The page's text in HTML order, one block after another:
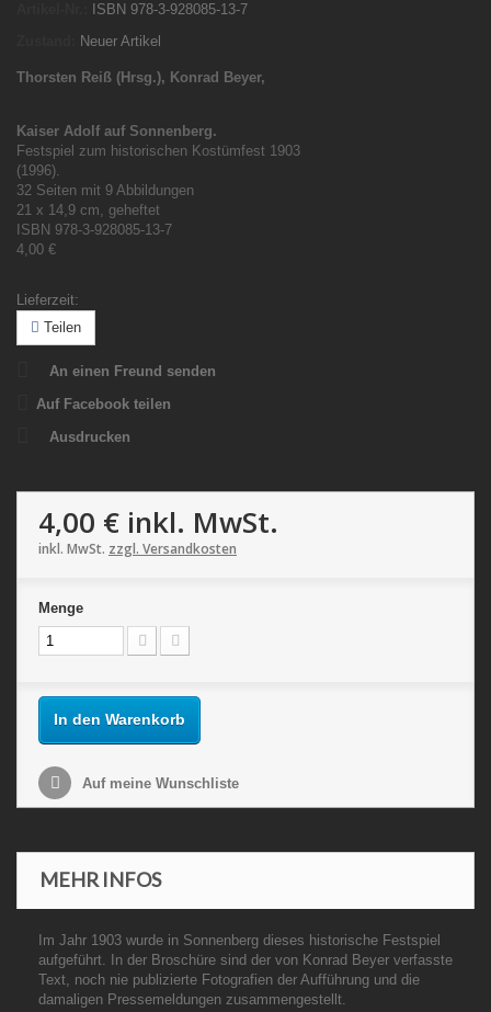
ISBN 978-3-928085-13-7
Neuer Artikel
Thorsten Reiß (Hrsg.), Konrad Beyer,
Kaiser Adolf auf Sonnenberg.
Festspiel zum historischen Kostümfest 1903
(1996).
32 Seiten mit 9 Abbildungen
21 x 14,9 cm, geheftet
ISBN 978-3-928085-13-7
4,00 €
Lieferzeit:
Teilen
An einen Freund senden
Auf Facebook teilen
Ausdrucken
4,00 € inkl. MwSt.
inkl. MwSt. zzgl. Versandkosten
Menge
In den Warenkorb
Auf meine Wunschliste
MEHR INFOS
Im Jahr 1903 wurde in Sonnenberg dieses historische Festspiel
aufgeführt. In der Broschüre sind der von Konrad Beyer verfasste
Text, noch nie publizierte Fotografien der Aufführung und die
damaligen Pressemeldungen zusammengestellt.